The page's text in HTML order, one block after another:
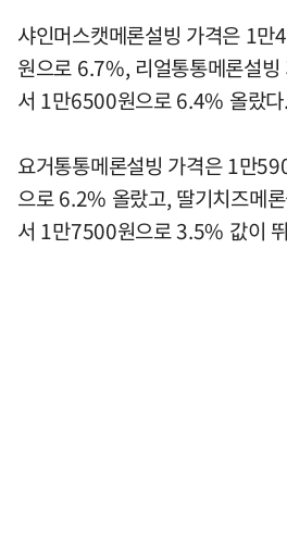
샤인머스캣메론설빙 가격은 1
원으로 6.7%, 리얼통통메론설
서 1만6500원으로 6.4% 올랐다.
요거통통메론설빙 가격은 1만
으로 6.2% 올랐고, 딸기치즈메
서 1만7500원으로 3.5% 값이